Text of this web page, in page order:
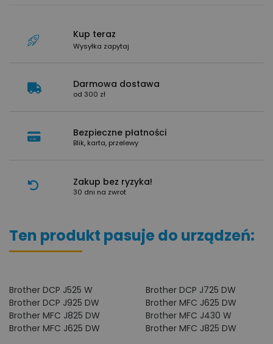
Kup teraz
Wysyłka zapytaj
Darmowa dostawa
od 300 zł
Bezpieczne płatności
Blik, karta, przelewy
Zakup bez ryzyka!
30 dni na zwrot
Ten produkt pasuje do urządzeń:
Brother DCP J525 W
Brother DCP J725 DW
Brother DCP J925 DW
Brother MFC J625 DW
Brother MFC J825 DW
Brother MFC J430 W
Brother MFC J625 DW
Brother MFC J825 DW